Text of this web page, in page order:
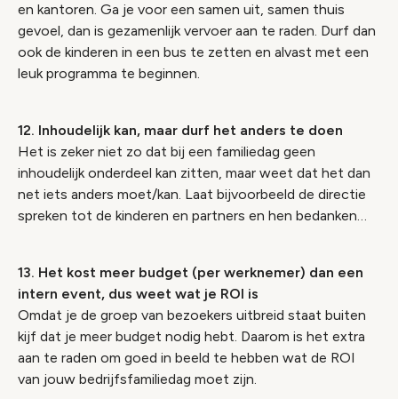
en kantoren. Ga je voor een samen uit, samen thuis
gevoel, dan is gezamenlijk vervoer aan te raden. Durf dan
ook de kinderen in een bus te zetten en alvast met een
leuk programma te beginnen.
12. Inhoudelijk kan, maar durf het anders te doen
Het is zeker niet zo dat bij een familiedag geen
inhoudelijk onderdeel kan zitten, maar weet dat het dan
net iets anders moet/kan. Laat bijvoorbeeld de directie
spreken tot de kinderen en partners en hen bedanken…
13. Het kost meer budget (per werknemer) dan een
intern event, dus weet wat je ROI is
Omdat je de groep van bezoekers uitbreid staat buiten
kijf dat je meer budget nodig hebt. Daarom is het extra
aan te raden om goed in beeld te hebben wat de ROI
van jouw bedrijfsfamiliedag moet zijn.